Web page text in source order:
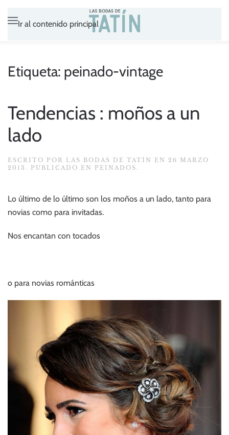
Ir al contenido principal
Etiqueta: peinado-vintage
Tendencias : moños a un
lado
ESCRITO POR LAS BODAS DE TATÍN EN 26 MARZO
2013 . PUBLICADO EN PEINADOS .
Lo último de lo último son los moños a un lado, tanto para
novias como para invitadas.
Nos encantan con tocados
o para novias románticas